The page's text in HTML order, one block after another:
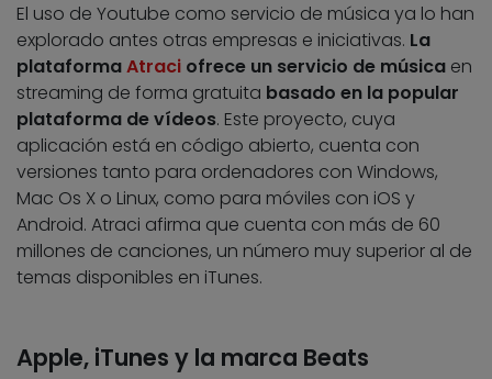
El uso de Youtube como servicio de música ya lo han
explorado antes otras empresas e iniciativas. La
plataformaAtraci ofrece un servicio de música en
streaming de forma gratuita basado en la popular
plataforma de vídeos. Este proyecto, cuya
aplicación está en código abierto, cuenta con
versiones tanto para ordenadores con Windows,
Mac Os X o Linux, como para móviles con iOS y
Android. Atraci afirma que cuenta con más de 60
millones de canciones, un número muy superior al de
temas disponibles en iTunes.
Apple, iTunes y la marca Beats